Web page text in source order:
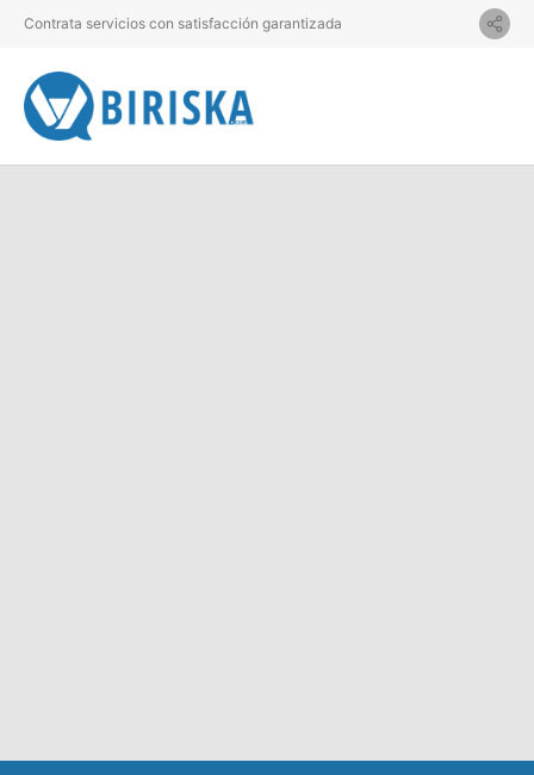
Contrata servicios con satisfacción garantizada